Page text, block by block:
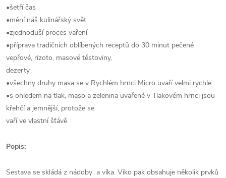
•šetří čas
•mění náš kulinářský svět
•zjednoduší proces vaření
•příprava tradičních oblíbených receptů do 30 minut pečené
vepřové, rizoto, masové těstoviny,
dezerty
•všechny druhy masa se v Rychlém hrnci Micro uvaří velmi rychle
•s ohledem na tlak, maso a zelenina uvařené v Tlakovém hrnci jsou
křehčí a jemnější, protože se
vaří ve vlastní šťávě
Popis:
Sestava se skládá z nádoby a víka. Víko pak obsahuje několik prvků